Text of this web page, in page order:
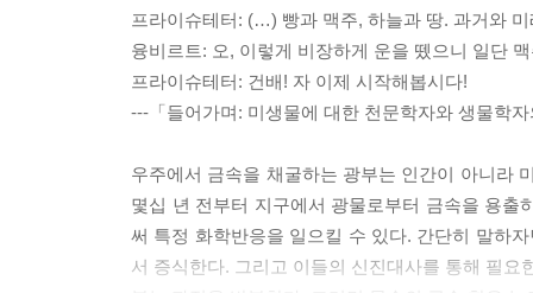
프라이슈테터: (…) 빵과 맥주, 하늘과 땅. 과거와
융비르트: 오, 이렇게 비장하게 운을 뗐으니 일단
프라이슈테터: 건배! 자 이제 시작해봅시다!
---「들어가며: 미생물에 대한 천문학자와 생물학
우주에서 금속을 채굴하는 광부는 인간이 아니라
몇십 년 전부터 지구에서 광물로부터 금속을 용
써 특정 화학반응을 일으킬 수 있다. 간단히 말하
서 증식한다. 그리고 이들의 신진대사를 통해 필